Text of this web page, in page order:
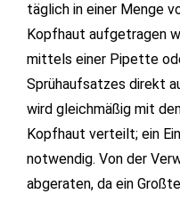
täglich in einer Menge
Kopfhaut aufgetragen
mittels einer Pipette
Sprühaufsatzes direkt
wird gleichmäßig mit
Kopfhaut verteilt; ein
notwendig. Von der
abgeraten, da ein